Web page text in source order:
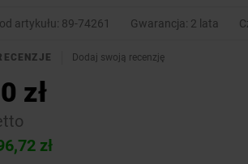
artykułu: 89-74261 Gwarancja: 2 lata
Dodaj swoją recenzję
zł
zł